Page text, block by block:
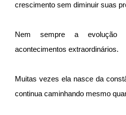
crescimento sem diminuir suas
Nem sempre a evolução
acontecimentos extraordinários.
Muitas vezes ela nasce da
continua caminhando mesmo